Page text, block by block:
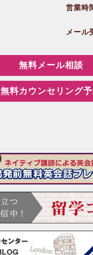
営業時
メール
無料メール相談
無料カウンセリング